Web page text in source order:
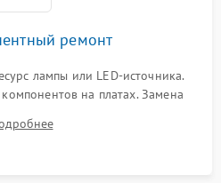
ремонт
лампы или LED-источника.
на платах. Замена
установка нового цветового
сгоревших поляризационных